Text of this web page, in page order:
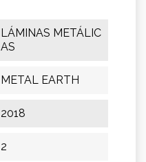
LÁMINAS METÁLIC
AS
METAL EARTH
2018
2